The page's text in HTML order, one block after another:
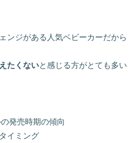
ンジがある人気ベビーカーだから
たくないと感じる方がとても多い
発売時期の傾向
イミング